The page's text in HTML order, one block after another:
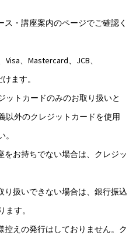
・講座案内のページでご確認く
、Mastercard、JCB、
ます。
トカードのみのお取り扱いと
以外のクレジットカードを使用
お持ちでない場合は、クレジッ
扱いできない場合は、銀行振込
す。
えの発行はしておりません。ク